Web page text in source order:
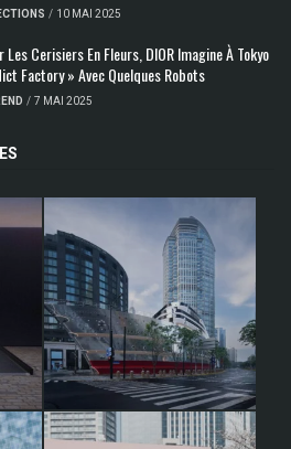
/ 10 MAI 2025
Les Cerisiers En Fleurs, DIOR Imagine À Tokyo
Factory » Avec Quelques Robots
/ 7 MAI 2025